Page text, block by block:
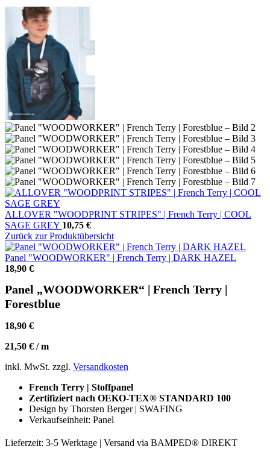
ALLOVER "WOODPRINT STRIPES" | French Terry | COOL
SAGE GREY 10,75 €
Zurück zur Produktübersicht
Panel "WOODWORKER" | French Terry | DARK HAZEL
18,90 €
Panel „WOODWORKER“ | French Terry |
Forestblue
18,90 €
21,50 € /m
inkl. MwSt. zzgl. Versandkosten
French Terry | Stoffpanel
Zertifiziert nach OEKO-TEX® STANDARD 100
Design by Thorsten Berger | SWAFING
Verkaufseinheit: Panel
Lieferzeit: 3-5 Werktage | Versand via BAMPED® DIREKT